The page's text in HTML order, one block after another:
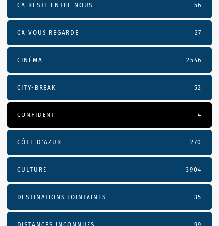
CA RESTE ENTRE NOUS 56
CA VOUS REGARDE 27
CINÉMA 2546
CITY-BREAK 52
CONFIDENT 4
CÔTE D’AZUR 270
CULTURE 3904
DESTINATIONS LOINTAINES 35
DISTANCES INCONNUES 99